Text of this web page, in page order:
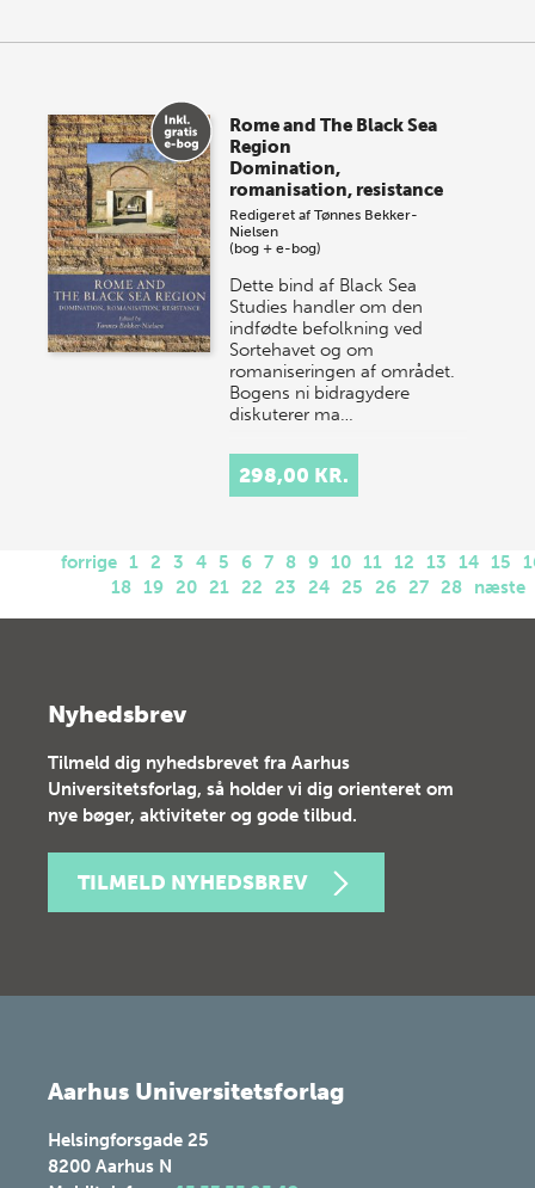
Rome and The Black Sea
Region
Domination,
romanisation, resistance
Redigeret afTønnes Bekker-
Nielsen
(bog + e-bog)
Dette bind af Black Sea
Studies handler om den
indfødte befolkning ved
Sortehavet og om
romaniseringen af området.
Bogens ni bidragydere
diskuterer ma…
298,00 KR.
forrige 1 2 3 4 5 6 7 8 9 10 11 12 13 14 15
18 19 20 21 22 23 24 25 26 27 28 næste
Nyhedsbrev
Tilmeld dig nyhedsbrevet fra Aarhus
Universitetsforlag, så holder vi dig orienteret om
nye bøger, aktiviteter og gode tilbud.
TILMELD NYHEDSBREV
Aarhus Universitetsforlag
Helsingforsgade 25
8200 Aarhus N